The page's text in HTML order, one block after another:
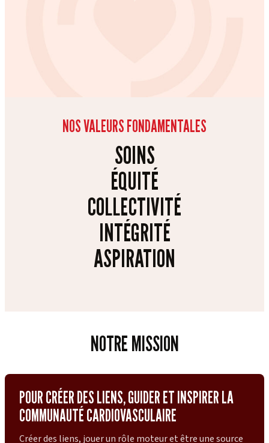
NOS VALEURS FONDAMENTALES
SOINS
ÉQUITÉ
COLLECTIVITÉ
INTÉGRITÉ
ASPIRATION
NOTRE MISSION
POUR CRÉER DES LIENS, GUIDER ET INSPIRER LA
COMMUNAUTÉ CARDIOVASCULAIRE
Créer des liens, jouer un rôle moteur et être une source